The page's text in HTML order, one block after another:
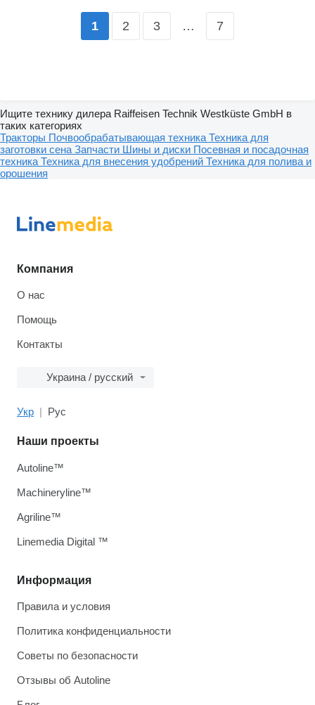
1 2 3 … 7
Ищите технику дилера Raiffeisen Technik Westküste GmbH в
таких категориях
Тракторы Почвообрабатывающая техника Техника для
заготовки сена Запчасти Шины и диски Посевная и посадочная
техника Техника для внесения удобрений Техника для полива и
орошения
Компания
О нас
Помощь
Контакты
Украина / русский
Укр Рус
Информация
Правила и условия
Политика конфиденциальности
Советы по безопасности
Отзывы об Autoline
Наши проекты
Autoline™
Machineryline™
Agriline™
Linemedia Digital ™